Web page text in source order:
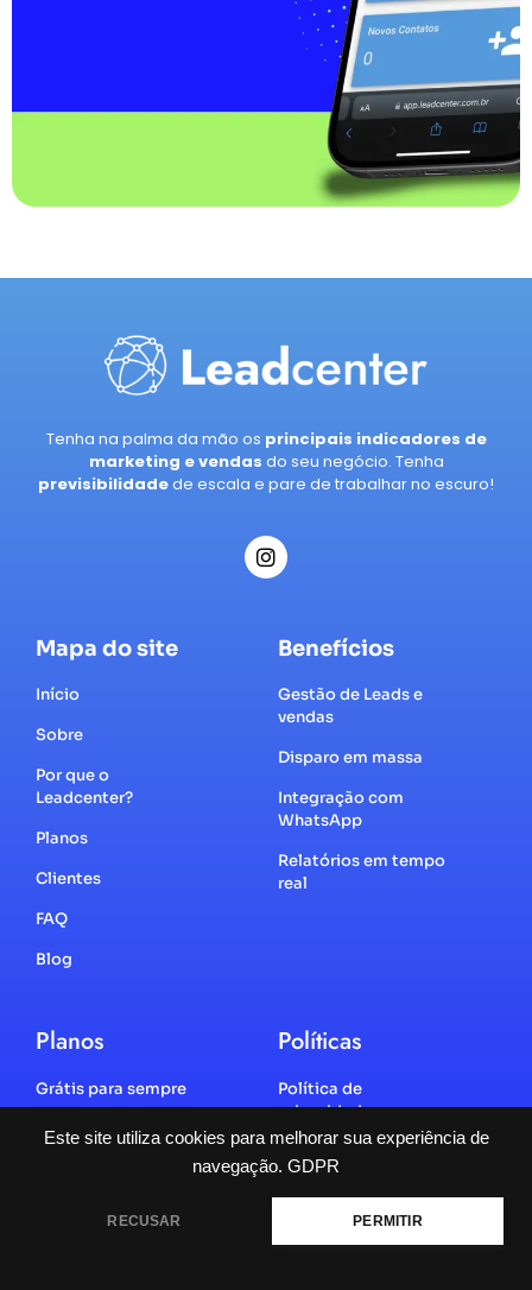
Este site utiliza cookies para melhorar sua experiência de
navegação. GDPR
RECUSAR PERMITIR
Tenha na palma da mão os principais indicadores de
marketing e vendas do seu negócio. Tenha
previsibilidadede escala e pare de trabalhar no escuro!
Mapa do site
Início
Sobre
Por que o
Leadcenter?
Planos
Clientes
FAQ
Blog
Benefícios
Gestão de Leads e
vendas
Disparo em massa
Integração com
WhatsApp
Relatórios em tempo
real
Planos
Grátis para sempre
Startup
Políticas
Política de
privacidade
Política de cookies